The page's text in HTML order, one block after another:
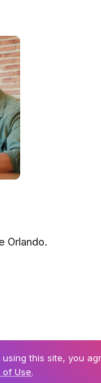
Orlando.
this site, you
of Use.